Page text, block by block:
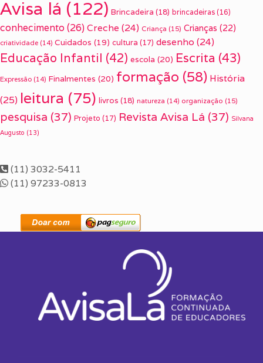
Avisa lá (122) Brincadeira (18) brincadeiras (16)
conhecimento(26) Creche (24) Criança (15) Crianças (22)
criatividade (14) Cuidados (19) cultura (17) desenho (24)
Educação Infantil (42) escola (20) Escrita (43)
Expressão (14) Finalmentes (20) formação (58) História
(25) leitura (75) livros (18) natureza (14) organização (15)
pesquisa (37) Projeto (17) Revista Avisa Lá (37) Silvana
Augusto (13)
(11) 3032-5411
(11) 97233-0813